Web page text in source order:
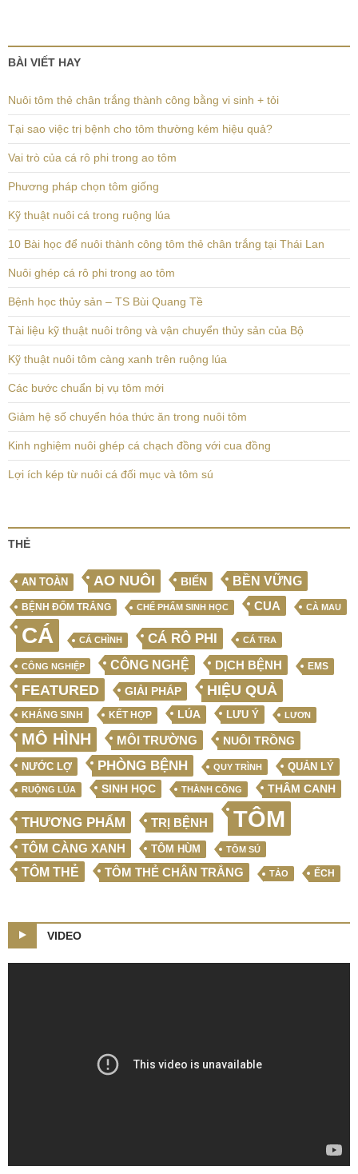
BÀI VIẾT HAY
Nuôi tôm thẻ chân trắng thành công bằng vi sinh + tỏi
Tại sao việc trị bệnh cho tôm thường kém hiệu quả?
Vai trò của cá rô phi trong ao tôm
Phương pháp chọn tôm giống
Kỹ thuật nuôi cá trong ruộng lúa
10 Bài học để nuôi thành công tôm thẻ chân trắng tại Thái Lan
Nuôi ghép cá rô phi trong ao tôm
Bệnh học thủy sản – TS Bùi Quang Tề
Tài liệu kỹ thuật nuôi trông và vận chuyển thủy sản của Bộ
Kỹ thuật nuôi tôm càng xanh trên ruộng lúa
Các bước chuẩn bị vụ tôm mới
Giảm hệ số chuyển hóa thức ăn trong nuôi tôm
Kinh nghiệm nuôi ghép cá chạch đồng với cua đồng
Lợi ích kép từ nuôi cá đối mục và tôm sú
THẺ
AN TOÀN AO NUÔI BIỂN BỀN VỮNG
BỆNH ĐỐM TRẮNG CHẾ PHẨM SINH HỌC CUA CÀ MAU
CÁ CÁ CHÌNH CÁ RÔ PHI CÁ TRA
CÔNG NGHIỆP CÔNG NGHỆ DỊCH BỆNH EMS
FEATURED GIẢI PHÁP HIỆU QUẢ
KHÁNG SINH KẾT HỢP LÚA LƯU Ý LƯƠN
MÔ HÌNH MÔI TRƯỜNG NUÔI TRỒNG
NƯỚC LỢ PHÒNG BỆNH QUY TRÌNH QUẢN LÝ
RUỘNG LÚA SINH HỌC THÀNH CÔNG THÂM CANH
THƯƠNG PHẨM TRỊ BỆNH TÔM
TÔM CÀNG XANH TÔM HÙM TÔM SÚ
TÔM THẺ TÔM THẺ CHÂN TRẮNG TẢO ẾCH
VIDEO